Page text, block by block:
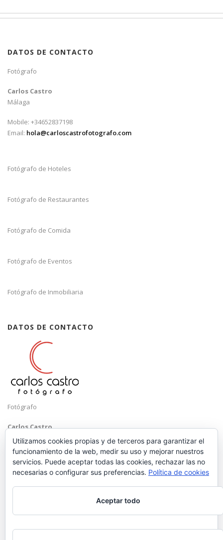
DATOS DE CONTACTO
Fotógrafo
Carlos Castro
Málaga
Mobile: +34652837198
Email: hola@carloscastrofotografo.com
Fotógrafo de Hoteles
Fotógrafo de Restaurantes
Fotógrafo de Comida
Fotógrafo de Eventos
Fotógrafo de Inmobiliaria
DATOS DE CONTACTO
Fotógrafo
Carlos Castro
Málaga
Mobile: +34 652 83 71 98
hola@carloscastrofotografo.com
Utilizamos cookies propias y de terceros para garantizar el
funcionamiento de la web, medir su uso y mejorar nuestros
servicios. Puede aceptar todas las cookies, rechazar las no
necesarias o configurar sus preferencias. Política de cookies
Aceptar todo